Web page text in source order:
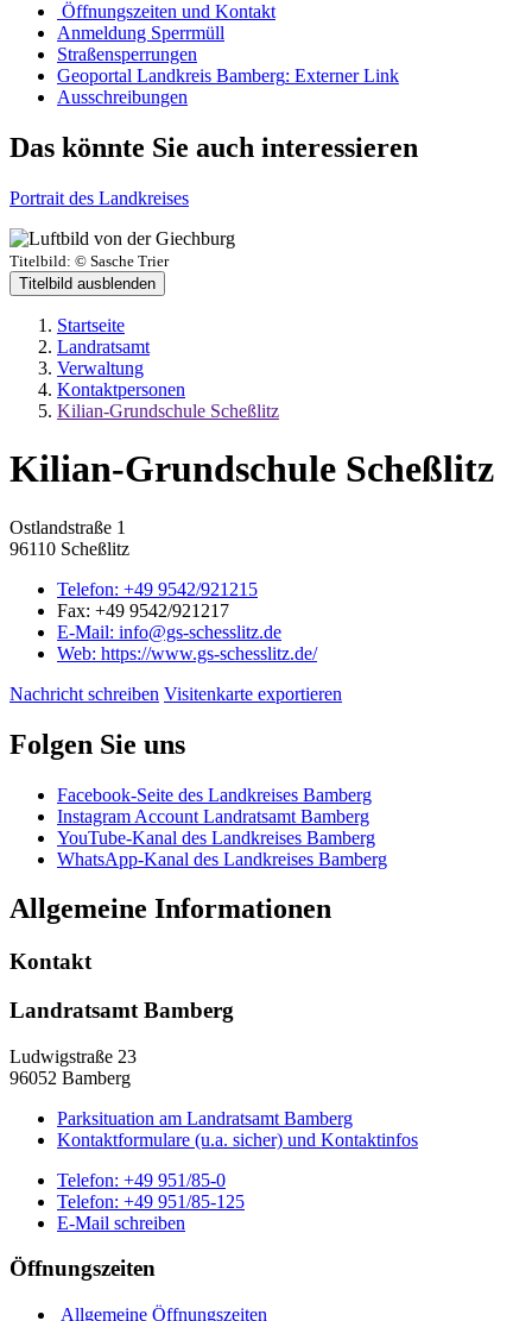
Öffnungszeiten und Kontakt
Anmeldung Sperrmüll
Straßensperrungen
Geoportal Landkreis Bamberg: Externer Link
Ausschreibungen
Das könnte Sie auch interessieren
Portrait des Landkreises
Titelbild: © Sasche Trier
Titelbild ausblenden
Startseite
Landratsamt
Verwaltung
Kontaktpersonen
Kilian-Grundschule Scheßlitz
Kilian-Grundschule Scheßlitz
Ostlandstraße 1
96110 Scheßlitz
Telefon: +49 9542/921215
Fax: +49 9542/921217
E-Mail: info@gs-schesslitz.de
Web: https://www.gs-schesslitz.de/
Nachricht schreiben Visitenkarte exportieren
Folgen Sie uns
Facebook-Seite des Landkreises Bamberg
Instagram Account Landratsamt Bamberg
YouTube-Kanal des Landkreises Bamberg
WhatsApp-Kanal des Landkreises Bamberg
Allgemeine Informationen
Kontakt
Landratsamt Bamberg
Ludwigstraße 23
96052 Bamberg
Parksituation am Landratsamt Bamberg
Kontaktformulare (u.a. sicher) und Kontaktinfos
Telefon: +49 951/85-0
Telefon: +49 951/85-125
E-Mail schreiben
Öffnungszeiten
Allgemeine Öffnungszeiten